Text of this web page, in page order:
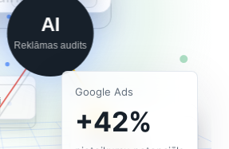
Google Ads
+42%